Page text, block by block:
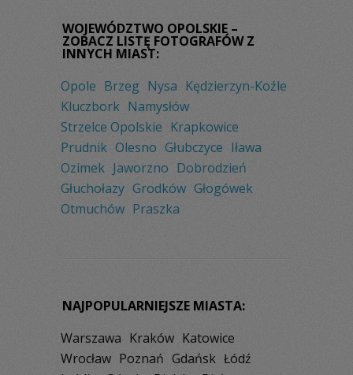
WOJEWÓDZTWO OPOLSKIE –
ZOBACZ LISTĘ FOTOGRAFÓW Z
INNYCH MIAST:
Opole Brzeg Nysa Kędzierzyn-Koźle
Kluczbork Namysłów
Strzelce Opolskie Krapkowice
Prudnik Olesno Głubczyce Iława
Ozimek Jaworzno Dobrodzień
Głuchołazy Grodków Głogówek
Otmuchów Praszka
NAJPOPULARNIEJSZE MIASTA:
Warszawa Kraków Katowice
Wrocław Poznań Gdańsk Łódź